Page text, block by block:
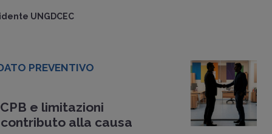
UNGDCEC
PREVENTIVO
e limitazioni
alla causa